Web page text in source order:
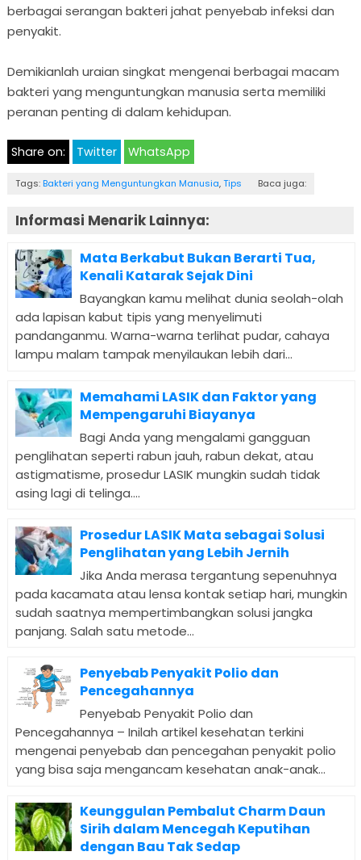
berbagai serangan bakteri jahat penyebab infeksi dan
penyakit.
Demikianlah uraian singkat mengenai berbagai macam
bakteri yang menguntungkan manusia serta memiliki
peranan penting di dalam kehidupan.
Share on: Twitter WhatsApp
Tags: Bakteri yang Menguntungkan Manusia,Tips Baca juga:
Informasi Menarik Lainnya:
Mata Berkabut Bukan Berarti Tua,
Kenali Katarak Sejak Dini
Bayangkan kamu melihat dunia seolah-olah
ada lapisan kabut tipis yang menyelimuti
pandanganmu. Warna-warna terlihat pudar, cahaya
lampu malam tampak menyilaukan lebih dari...
Memahami LASIK dan Faktor yang
Mempengaruhi Biayanya
Bagi Anda yang mengalami gangguan
penglihatan seperti rabun jauh, rabun dekat, atau
astigmatisme, prosedur LASIK mungkin sudah tidak
asing lagi di telinga....
Prosedur LASIK Mata sebagai Solusi
Penglihatan yang Lebih Jernih
Jika Anda merasa tergantung sepenuhnya
pada kacamata atau lensa kontak setiap hari, mungkin
sudah saatnya mempertimbangkan solusi jangka
panjang. Salah satu metode...
Penyebab Penyakit Polio dan
Pencegahannya
Penyebab Penyakit Polio dan
Pencegahannya – Inilah artikel kesehatan terkini
mengenai penyebab dan pencegahan penyakit polio
yang bisa saja mengancam kesehatan anak-anak...
Keunggulan Pembalut Charm Daun
Sirih dalam Mencegah Keputihan
dengan Bau Tak Sedap